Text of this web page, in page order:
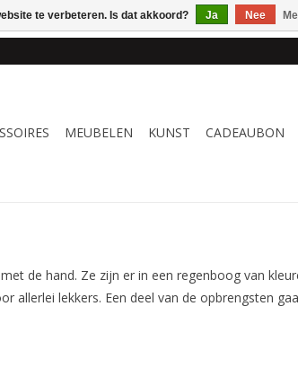
MEUBELEN KUNST CADEAUBON
de hand. Ze zijn er in een regenboog van
lekkers. Een deel van de opbrengsten
te verbeteren. Is dat akkoord? Ja Nee
MEUBELEN & KUNST – GRATIS